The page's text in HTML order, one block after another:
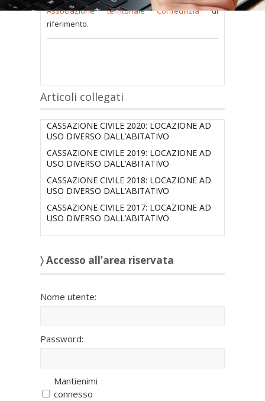
Associazione territoriale Confediliziadi
riferimento.
Articoli collegati
CASSAZIONE CIVILE 2020: LOCAZIONE AD
USO DIVERSO DALL’ABITATIVO
CASSAZIONE CIVILE 2019: LOCAZIONE AD
USO DIVERSO DALL’ABITATIVO
CASSAZIONE CIVILE 2018: LOCAZIONE AD
USO DIVERSO DALL’ABITATIVO
CASSAZIONE CIVILE 2017: LOCAZIONE AD
USO DIVERSO DALL’ABITATIVO
〉 Accesso all’area riservata
Nome utente:
Password:
Mantienimi
connesso